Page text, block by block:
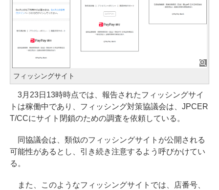
フィッシングサイト
3月23日13時時点では、報告されたフィッシングサイ
トは稼働中であり、フィッシング対策協議会は、JPCER
T/CCにサイト閉鎖のための調査を依頼している。
同協議会は、類似のフィッシングサイトが公開される
可能性があるとし、引き続き注意するよう呼びかけてい
る。
また、このようなフィッシングサイトでは、店番号、